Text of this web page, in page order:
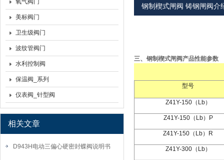
氧气阀门
美标阀门
卫生级阀门
波纹管阀门
水利控制阀
保温阀_系列
仪表阀_针型阀
相关文章
D943H电动三偏心硬密封蝶阀说明书
钢制楔式闸阀 铸钢闸阀介
三、 钢制楔式闸阀产品性能参数
型号
Z41Y-150（ Lb）
Z41Y-150（ Lb） P
Z41Y-150 （ Lb） R
Z41Y-300（ Lb）